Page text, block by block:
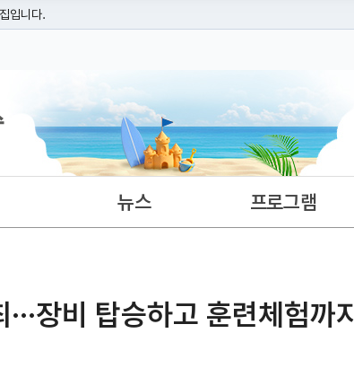
입니다.
용하고 있다면 아래 URL에서 도메인 주소를 확인해 보세요
뉴스 프로그램
장비 탑승하고 훈련체험까지